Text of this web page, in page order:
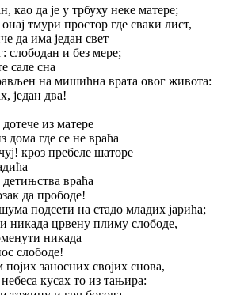
као да је у трбуху неке матере;
тмури простор где сваки лист,
да има један свет
слободан и без мере;
сале сна
на мишићна врата овог живота:
један два!
из матере
дома где се не враћа
кроз пребеле шаторе
враћа
да прободе!
подсети на стадо младих јарића;
никада црвену плиму слободе,
никада
слободе!
заносних својих снова,
кусах то из тањира: